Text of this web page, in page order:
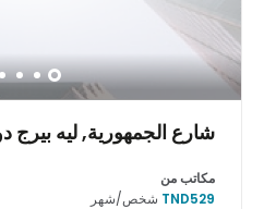
شارع الجمهورية, ليه بيرج دو لاك 3
مكاتب من
TND529شخص/شهر